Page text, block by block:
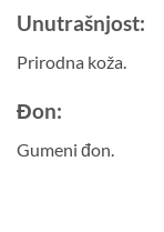
Unutrašnjost:
Prirodna koža.
Đon:
Gumeni đon.